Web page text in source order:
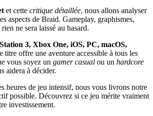
et cette critique détaillée, nous allons analyser
aspects de Braid. Gameplay, graphismes,
ne sera laissé au hasard.
3, Xbox One, iOS, PC, macOS,
titre offre une aventure accessible à tous les
vous soyez un gamer casual ou un hardcore
aidera à décider.
heures de jeu intensif, nous vous livrons notre
possible. Découvrez si ce jeu mérite vraiment
investissement.